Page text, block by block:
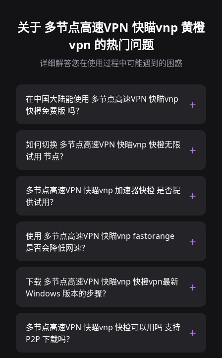
关于 多节点高速VPN 快瞄vnp 黄橙
vpn 的热门问题
详细解答您在使用过程中可能遇到的困惑
在中国大陆能使用 多节点高速VPN 快瞄vnp
快橙免费版 吗？
如何切换 多节点高速VPN 快瞄vnp 快橙无限
试用 节点？
多节点高速VPN 快瞄vnp 加速器快橙 是否提
供试用？
使用 多节点高速VPN 快瞄vnp fastorange
是否会降低网速？
下载 多节点高速VPN 快瞄vnp 快橙vpn最新
Windows 版本的步骤？
多节点高速VPN 快瞄vnp 快橙可以用吗 支持
P2P 下载吗？